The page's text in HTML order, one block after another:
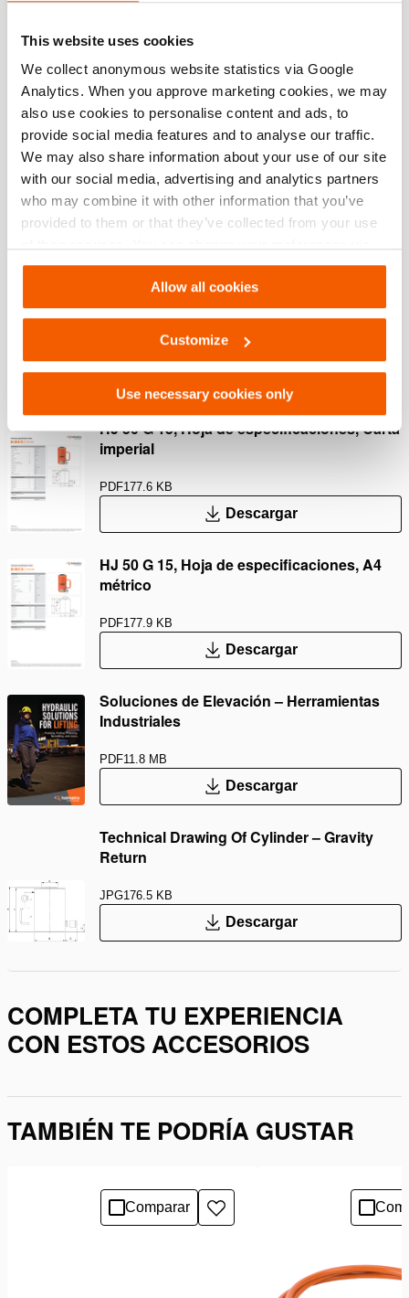
This website uses cookies
We collect anonymous website statistics via Google
Analytics. When you approve marketing cookies, we may
also use cookies to personalise content and ads, to
provide social media features and to analyse our traffic.
We may also share information about your use of our site
with our social media, advertising and analytics partners
who may combine it with other information that you’ve
provided to them or that they’ve collected from your use
Settings. See ourcookiestatement.
Allow all cookies
Customize
Use necessary cookies only
PDF445.7 KB
Descargar
User Manual Cylinders
PDF 9.3 MB
Safety Guide – Hydraulic cylinders
Descargar
HJ 50 G 15, Hoja de especificaciones, Carta
imperial
PDF177.6 KB
Descargar
HJ 50 G 15, Hoja de especificaciones, A4
métrico
PDF177.9 KB
Descargar
Soluciones de Elevación – Herramientas
Industriales
PDF11.8 MB
Descargar
Technical Drawing Of Cylinder – Gravity
Return
JPG176.5 KB
Descargar
COMPLETA TU EXPERIENCIA
CON ESTOS ACCESORIOS
TAMBIÉN TE PODRÍA GUSTAR
Comparar
Añadir
a